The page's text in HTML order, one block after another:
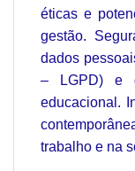
éticas e
gestão.
dados
– LGPD) e
educacional.
trabalho e na